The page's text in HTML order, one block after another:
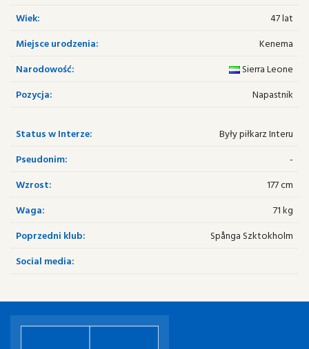
Wiek:
47 lat
Miejsce urodzenia:
Kenema
Narodowość:
Sierra Leone
Pozycja:
Napastnik
Status w Interze:
Były piłkarz Interu
Pseudonim:
-
Wzrost:
177 cm
Waga:
71 kg
Poprzedni klub:
Spånga Szktokholm
Social media: